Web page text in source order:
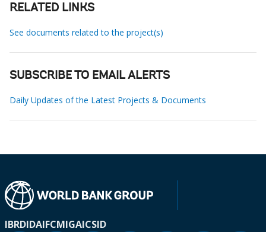
RELATED LINKS
See documents related to the project(s)
SUBSCRIBE TO EMAIL ALERTS
Daily Updates of the Latest Projects & Documents
IBRDIDAIFCMIGAICSID